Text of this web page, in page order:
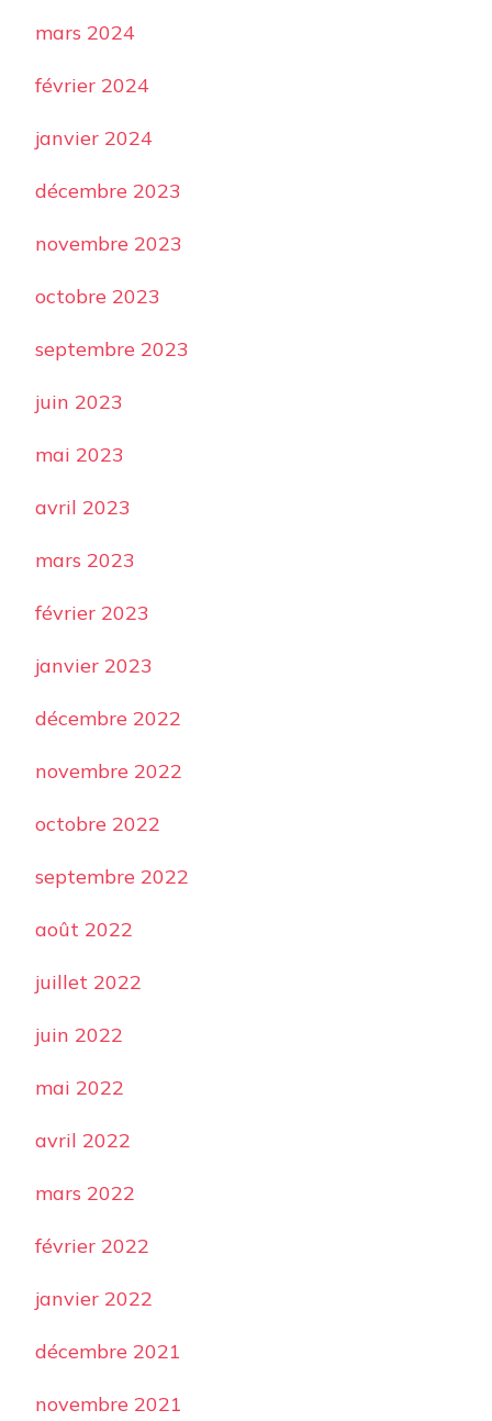
mars 2024
février 2024
janvier 2024
décembre 2023
novembre 2023
octobre 2023
septembre 2023
juin 2023
mai 2023
avril 2023
mars 2023
février 2023
janvier 2023
décembre 2022
novembre 2022
octobre 2022
septembre 2022
août 2022
juillet 2022
juin 2022
mai 2022
avril 2022
mars 2022
février 2022
janvier 2022
décembre 2021
novembre 2021